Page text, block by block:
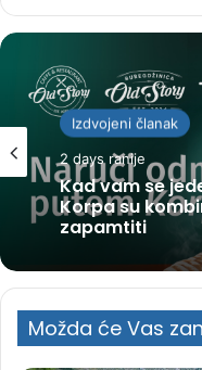
Izdvojeni članak
2 days ranije
Kad vam se
Korpa su
zapamtiti
Možda će Vas